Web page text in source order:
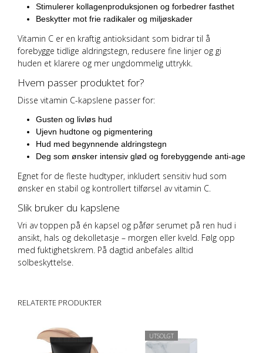
Stimulerer kollagenproduksjonen og forbedrer fasthet
Beskytter mot frie radikaler og miljøskader
Vitamin C er en kraftig antioksidant som bidrar til å
forebygge tidlige aldringstegn, redusere fine linjer og gi
huden et klarere og mer ungdommelig uttrykk.
Hvem passer produktet for?
Disse vitamin C-kapslene passer for:
Gusten og livløs hud
Ujevn hudtone og pigmentering
Hud med begynnende aldringstegn
Deg som ønsker intensiv glød og forebyggende anti-age
Egnet for de fleste hudtyper, inkludert sensitiv hud som
ønsker en stabil og kontrollert tilførsel av vitamin C.
Slik bruker du kapslene
Vri av toppen på én kapsel og påfør serumet på ren hud i
ansikt, hals og dekolletasje – morgen eller kveld. Følg opp
med fuktighetskrem. På dagtid anbefales alltid
solbeskyttelse.
RELATERTE PRODUKTER
UTSOLGT